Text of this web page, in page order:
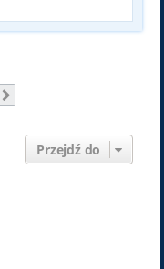
Przejdź do